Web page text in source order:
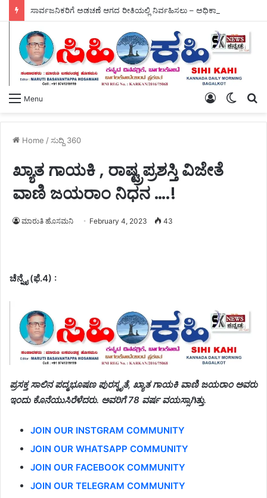
Menu
Switch
Log
Home /ಸುದ್ದಿ 360
ಖ್ಯಾತ ಗಾಯಕಿ , ರಾಷ್ಟ್ರಪ್ರಶಸ್ತಿ ವಿಜೇತೆ
ವಾಣಿ ಜಯರಾಂ ನಿಧನ ….!
ಮಾರುತಿ ಹೊಸಮನಿ February 4, 2023 43
ಚೆನ್ನೈ (ಫೆ.4) :
ಪ್ರಸಕ್ತ ಸಾಲಿನ ಪದ್ಮಭೂಷಣ ಪುರಸ್ಕೃತೆ, ಖ್ಯಾತ ಗಾಯಕಿ ವಾಣಿ ಜಯರಾಂ ಅವರು
ಇಂದು ಕೊನೆಯುಸಿರೆಳೆದರು. ಅವರಿಗೆ 78 ವರ್ಷ ವಯಸ್ಸಾಗಿತ್ತು.
JOIN OUR INSTGRAM COMMUNITY
JOIN OUR WHATSAPP COMMUNITY
JOIN OUR FACEBOOK COMMUNITY
JOIN OUR TELEGRAM COMMUNITY